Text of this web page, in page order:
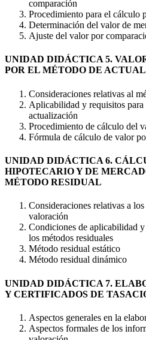
comparación
Procedimiento para el cálculo
Determinación del valor de
Ajuste del valor por
UNIDAD DIDÁCTICA 5.
POR EL MÉTODO DE
Consideraciones relativas al
Aplicabilidad y requisitos
actualización
Procedimiento de cálculo del
Fórmula de cálculo de valor
UNIDAD DIDÁCTICA 6.
HIPOTECARIO Y DE
MÉTODO RESIDUAL
Consideraciones relativas a
valoración
Condiciones de aplicabilidad
los métodos residuales
Método residual estático
Método residual dinámico
UNIDAD DIDÁCTICA 7.
Y CERTIFICADOS DE
Aspectos generales en la
Aspectos formales de los